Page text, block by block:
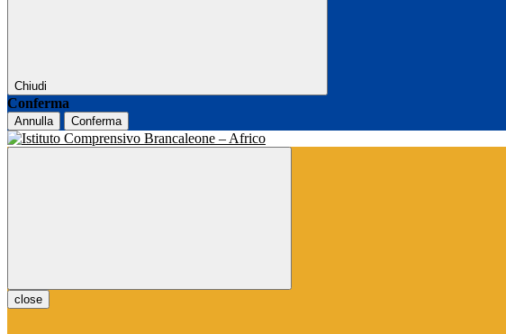
Chiudi
Conferma
Annulla Conferma
close